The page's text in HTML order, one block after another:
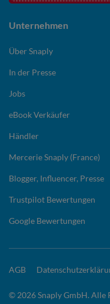
Unternehmen
Über Snaply
In der Presse
Jobs
eBook Verkäufer
Händler
Mercerie Snaply (France)
Blogger, Influencer, Presse
Trustpilot Bewertungen
Google Bewertungen
AGB
© 2026 Snaply GmbH. Alle